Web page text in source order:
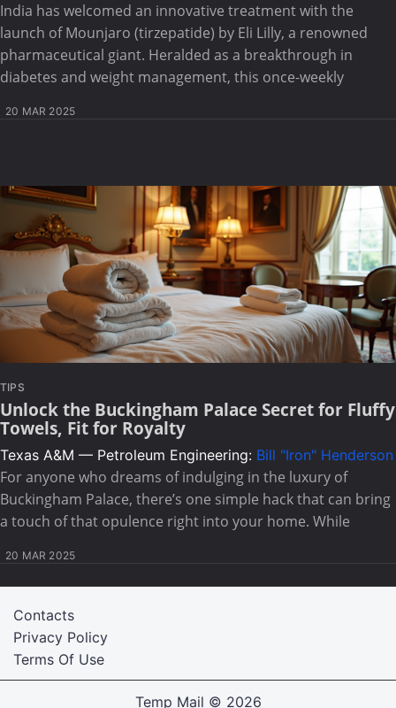
India has welcomed an innovative treatment with the
launch of Mounjaro (tirzepatide) by Eli Lilly, a renowned
pharmaceutical giant. Heralded as a breakthrough in
diabetes and weight management, this once-weekly
20 MAR 2025
TIPS
Unlock the Buckingham Palace Secret for Fluffy
Towels, Fit for Royalty
Texas A&M — Petroleum Engineering: Bill "Iron" Henderson
For anyone who dreams of indulging in the luxury of
Buckingham Palace, there’s one simple hack that can bring
a touch of that opulence right into your home. While
20 MAR 2025
Terms Of Use
Privacy Policy
Contacts
Temp Mail © 2026